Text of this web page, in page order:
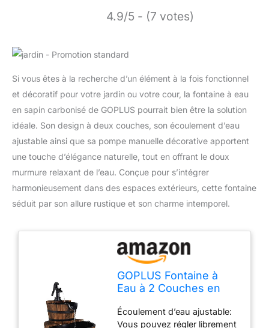
4.9/5 - (7 votes)
Si vous êtes à la recherche d’un élément à la fois fonctionnel
et décoratif pour votre jardin ou votre cour, la fontaine à eau
en sapin carbonisé de GOPLUS pourrait bien être la solution
idéale. Son design à deux couches, son écoulement d’eau
ajustable ainsi que sa pompe manuelle décorative apportent
une touche d’élégance naturelle, tout en offrant le doux
murmure relaxant de l’eau. Conçue pour s’intégrer
harmonieusement dans des espaces extérieurs, cette fontaine
séduit par son allure rustique et son charme intemporel.
GOPLUS Fontaine à
Eau à 2 Couches en
Écoulement d’Eau
Écoulement d’eau ajustable:
Vous pouvez régler librement